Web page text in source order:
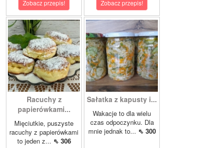
Zobacz przepis! Zobacz przepis!
Racuchy z
papierówkami...
Mięciutkie, puszyste
racuchy z papierówkami
to jeden z... ⇖ 306
Sałatka z kapusty i...
Wakacje to dla wielu
czas odpoczynku. Dla
mnie jednak to... ⇖ 300